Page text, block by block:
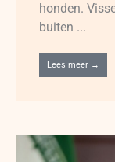
honden.
buiten ...
Lees meer →